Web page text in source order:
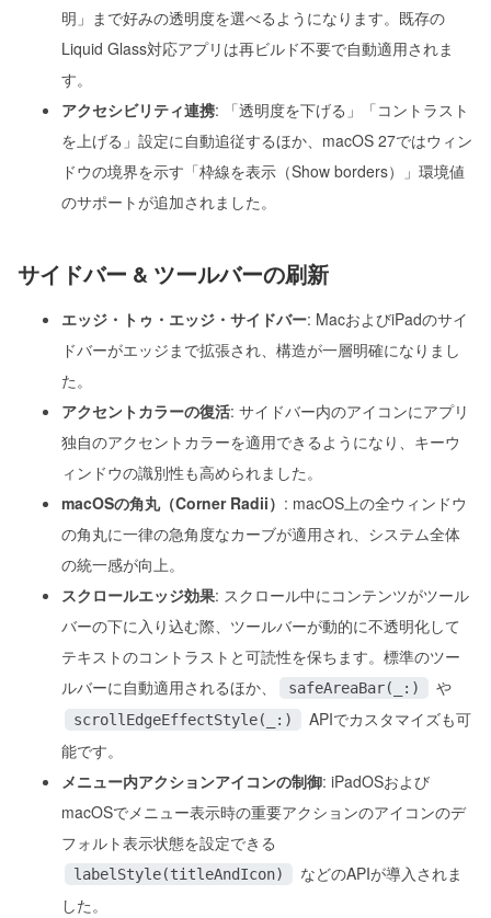
明」まで好みの透明度を選べるようになります。既存の
Liquid Glass対応アプリは再ビルド不要で自動適用されま
す。
アクセシビリティ連携: 「透明度を下げる」「コントラスト
を上げる」設定に自動追従するほか、macOS 27ではウィン
ドウの境界を示す「枠線を表示（Show borders）」環境値
のサポートが追加されました。
サイドバー & ツールバーの刷新
エッジ・トゥ・エッジ・サイドバー: MacおよびiPadのサイ
ドバーがエッジまで拡張され、構造が一層明確になりまし
た。
アクセントカラーの復活: サイドバー内のアイコンにアプリ
独自のアクセントカラーを適用できるようになり、キーウ
ィンドウの識別性も高められました。
macOSの角丸（Corner Radii） : macOS上の全ウィンドウ
の角丸に一律の急角度なカーブが適用され、システム全体
の統一感が向上。
スクロールエッジ効果: スクロール中にコンテンツがツール
バーの下に入り込む際、ツールバーが動的に不透明化して
テキストのコントラストと可読性を保ちます。標準のツー
ルバーに自動適用されるほか、
safeAreaBar(_:) や
scrollEdgeEffectStyle(_:)
APIでカスタマイズも可
能です。
メニュー内アクションアイコンの制御: iPadOSおよび
macOSでメニュー表示時の重要アクションのアイコンのデ
フォルト表示状態を設定できる
labelStyle(titleAndIcon)
などのAPIが導入されま
した。